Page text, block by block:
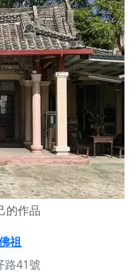
的作品
祖
路41號